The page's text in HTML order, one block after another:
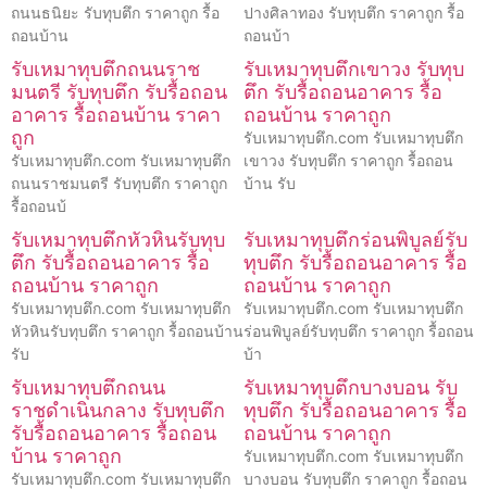
ถนนธนิยะ รับทุบตึก ราคาถูก รื้อ
ถอนบ้าน
ปางศิลาทอง รับทุบตึก ราคาถูก รื้อ
ถอนบ้า
รับเหมาทุบตึกถนนราช
มนตรี รับทุบตึก รับรื้อถอน
อาคาร รื้อถอนบ้าน ราคา
ถูก
รับเหมาทุบตึก.com รับเหมาทุบตึก
ถนนราชมนตรี รับทุบตึก ราคาถูก
รื้อถอนบ้
รับเหมาทุบตึกเขาวง รับทุบ
ตึก รับรื้อถอนอาคาร รื้อ
ถอนบ้าน ราคาถูก
รับเหมาทุบตึก.com รับเหมาทุบตึก
เขาวง รับทุบตึก ราคาถูก รื้อถอน
บ้าน รับ
รับเหมาทุบตึกหัวหินรับทุบ
ตึก รับรื้อถอนอาคาร รื้อ
ถอนบ้าน ราคาถูก
รับเหมาทุบตึก.com รับเหมาทุบตึก
หัวหินรับทุบตึก ราคาถูก รื้อถอนบ้าน
รับ
รับเหมาทุบตึกร่อนพิบูลย์รับ
ทุบตึก รับรื้อถอนอาคาร รื้อ
ถอนบ้าน ราคาถูก
รับเหมาทุบตึก.com รับเหมาทุบตึก
ร่อนพิบูลย์รับทุบตึก ราคาถูก รื้อถอน
บ้า
รับเหมาทุบตึกถนน
ราชดำเนินกลาง รับทุบตึก
รับรื้อถอนอาคาร รื้อถอน
บ้าน ราคาถูก
รับเหมาทุบตึก.com รับเหมาทุบตึก
รับเหมาทุบตึกบางบอน รับ
ทุบตึก รับรื้อถอนอาคาร รื้อ
ถอนบ้าน ราคาถูก
รับเหมาทุบตึก.com รับเหมาทุบตึก
บางบอน รับทุบตึก ราคาถูก รื้อถอน